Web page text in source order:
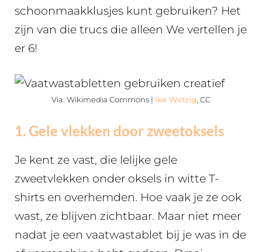
schoonmaakklusjes kunt gebruiken? Het
zijn van die trucs die alleen We vertellen je
er 6!
Via: Wikimedia Commons | lke Wetzig , CC
1. Gele vlekken door zweetoksels
Je kent ze vast, die lelijke gele
zweetvlekken onder oksels in witte T-
shirts en overhemden. Hoe vaak je ze ook
wast, ze blijven zichtbaar. Maar niet meer
nadat je een vaatwastablet bij je was in de